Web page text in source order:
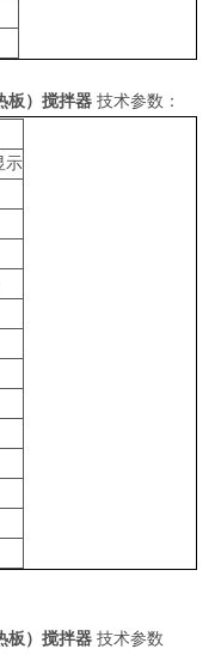
板）搅拌器 技术参数：
示
板）搅拌器 技术参数